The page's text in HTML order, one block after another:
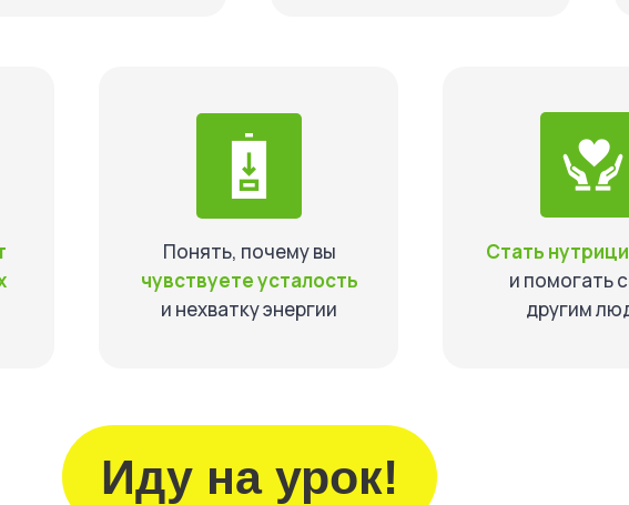
Понять, почему вы
чувствуете усталость
и нехватку энергии
Стать
и помогать
другим
Иду на урок!